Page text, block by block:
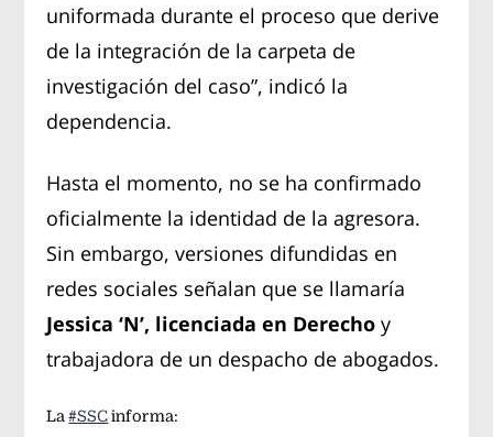
uniformada durante el proceso que derive
de la integración de la carpeta de
investigación del caso”, indicó la
dependencia.
Hasta el momento, no se ha confirmado
oficialmente la identidad de la agresora.
Sin embargo, versiones difundidas en
redes sociales señalan que se llamaría
Jessica ‘N’, licenciada en Derechoy
trabajadora de un despacho de abogados.
La#SSCinforma: